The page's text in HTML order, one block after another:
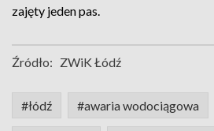
zajęty jeden pas.
Źródło: ZWiK Łódź
#łódź #awaria wodociągowa